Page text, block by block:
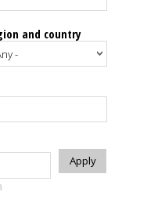
and country